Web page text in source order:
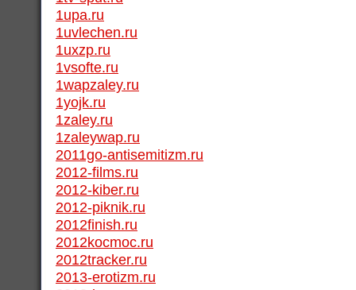
1upa.ru
1uvlechen.ru
1uxzp.ru
1vsofte.ru
1wapzaley.ru
1yojk.ru
1zaley.ru
1zaleywap.ru
2011go-antisemitizm.ru
2012-films.ru
2012-kiber.ru
2012-piknik.ru
2012finish.ru
2012kocmoc.ru
2012tracker.ru
2013-erotizm.ru